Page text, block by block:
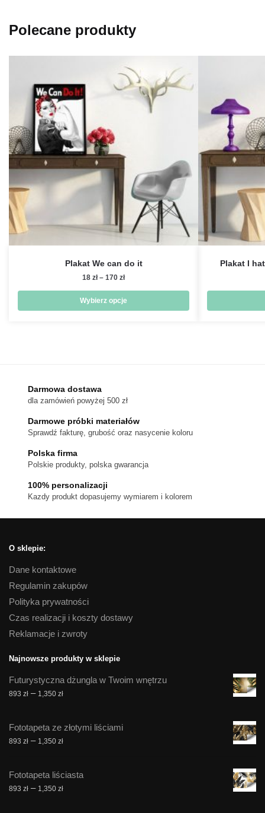
Polecane produkty
Plakat We can do it
18 zł – 170 złZakres
od
18 zł
Wybierz opcje
można
wybrać
na
produktu
Plakat I
Darmowa dostawa
dla zamówień powyżej 500 zł
Darmowe próbki materiałów
Sprawdź fakturę, grubość oraz nasycenie koloru
Polska firma
Polskie produkty, polska gwarancja
100% personalizacji
Kazdy produkt dopasujemy wymiarem i kolorem
O sklepie:
Dane kontaktowe
Regulamin zakupów
Polityka prywatności
Czas realizacji i koszty dostawy
Reklamacje i zwroty
Najnowsze produkty w sklepie
Futurystyczna dżungla w Twoim wnętrzu
893 zł – 1,350 złZakres
893 zł
do
Fototapeta ze złotymi liściami
893 zł – 1,350 złZakres
893 zł
do
Fototapeta liściasta
893 zł – 1,350 złZakres